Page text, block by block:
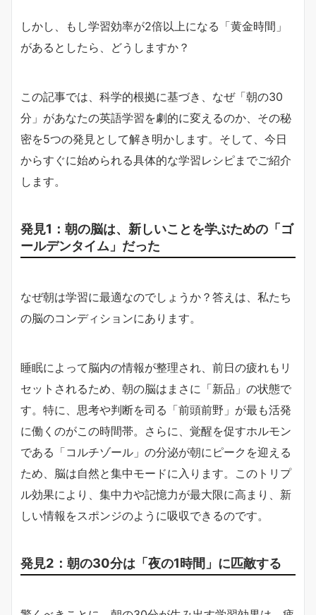
しかし、もし学習効率が2倍以上になる「黄金時間」
があるとしたら、どうしますか？
この記事では、科学的根拠に基づき、なぜ「朝の30
分」があなたの英語学習を劇的に変えるのか、その秘
密を5つの発見として解き明かします。そして、今日
からすぐに始められる具体的な学習レシピまでご紹介
します。
発見1：朝の脳は、新しいことを学ぶための「ゴ
ールデンタイム」だった
なぜ朝は学習に最適なのでしょうか？答えは、私たち
の脳のコンディションにあります。
睡眠によって脳内の情報が整理され、前日の疲れもリ
セットされるため、朝の脳はまさに「新品」の状態で
す。特に、思考や判断を司る「前頭前野」が最も活発
に働くのがこの時間帯。さらに、覚醒を促すホルモン
である「コルチゾール」の分泌が朝にピークを迎える
ため、脳は自然と集中モードに入ります。このトリプ
ル効果により、集中力や記憶力が最大限に高まり、新
しい情報をスポンジのように吸収できるのです。
発見2：朝の30分は「夜の1時間」に匹敵する